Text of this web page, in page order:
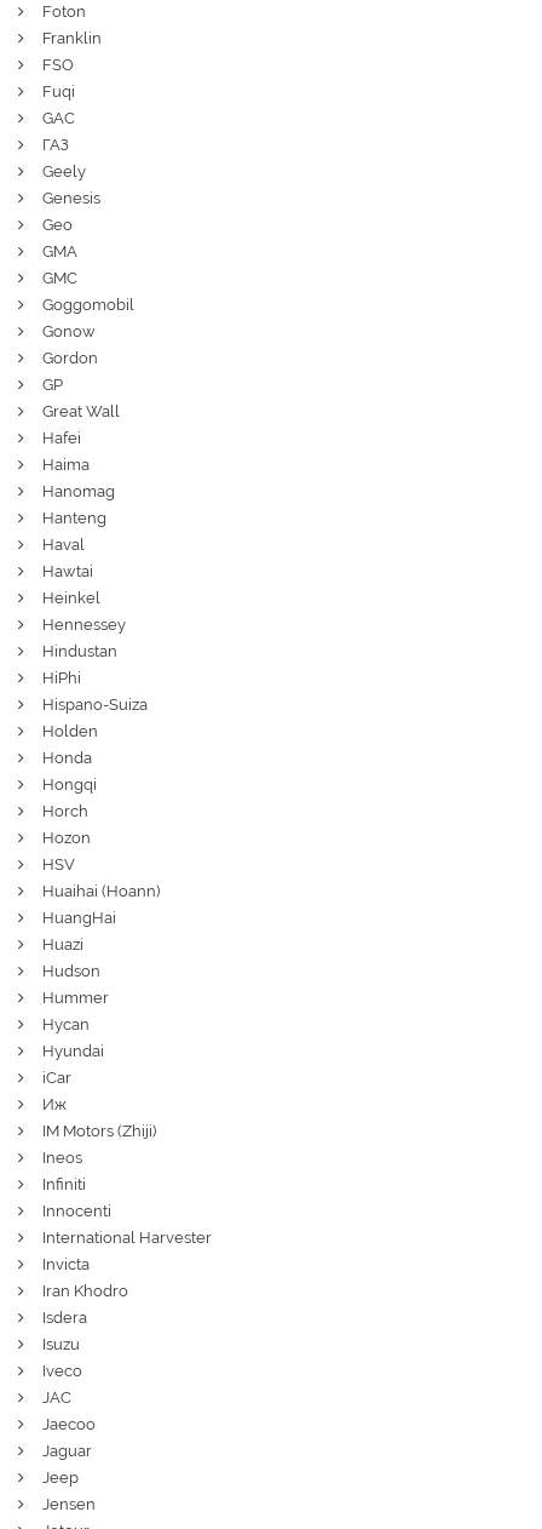
Foton
Franklin
FSO
Fuqi
GAC
ГАЗ
Geely
Genesis
Geo
GMA
GMC
Goggomobil
Gonow
Gordon
GP
Great Wall
Hafei
Haima
Hanomag
Hanteng
Haval
Hawtai
Heinkel
Hennessey
Hindustan
HiPhi
Hispano-Suiza
Holden
Honda
Hongqi
Horch
Hozon
HSV
Huaihai (Hoann)
HuangHai
Huazi
Hudson
Hummer
Hycan
Hyundai
iCar
Иж
IM Motors (Zhiji)
Ineos
Infiniti
Innocenti
International Harvester
Invicta
Iran Khodro
Isdera
Isuzu
Iveco
JAC
Jaecoo
Jaguar
Jeep
Jensen